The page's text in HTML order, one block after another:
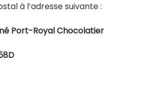
à l’adresse suivante :
Port-Royal Chocolatier